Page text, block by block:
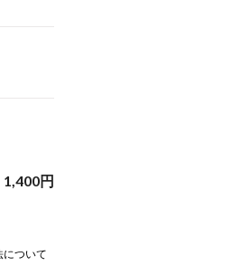
1,400円
について